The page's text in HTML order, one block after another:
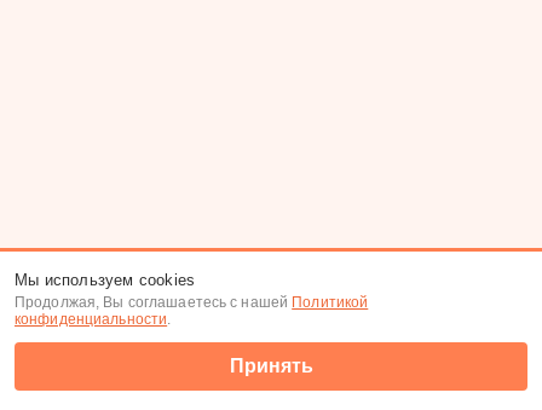
Мы используем cookies
Продолжая, Вы соглашаетесь с нашей Политикой
конфиденциальности.
Принять